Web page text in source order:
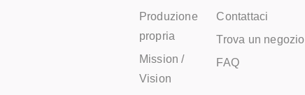
Produzione
propria
Mission /
Vision
Contattaci
Trova un negozio
FAQ